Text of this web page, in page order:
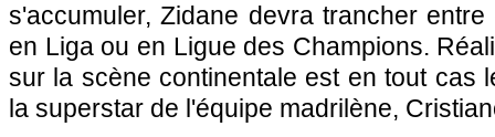
s'accumuler, Zidane devra trancher
en Liga ou en Ligue des Champions.
sur la scène continentale est en tout cas
la superstar de l'équipe madrilène,